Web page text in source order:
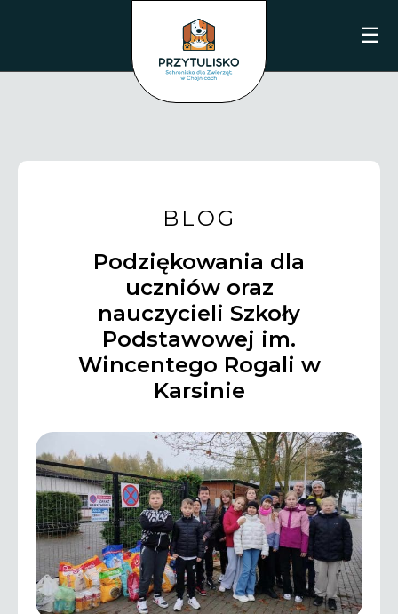
☰
BLOG
Podziękowania dla
uczniów oraz
nauczycieli Szkoły
Podstawowej im.
Wincentego Rogali w
Karsinie